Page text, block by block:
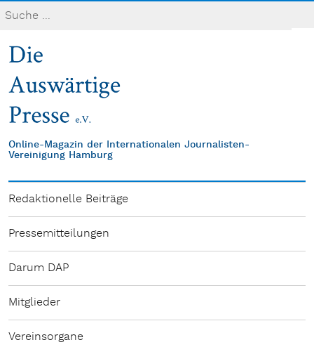
Online-Magazin der Internationalen Journalisten-
Vereinigung Hamburg
Redaktionelle Beiträge
Pressemitteilungen
Darum DAP
Mitglieder
Vereinsorgane